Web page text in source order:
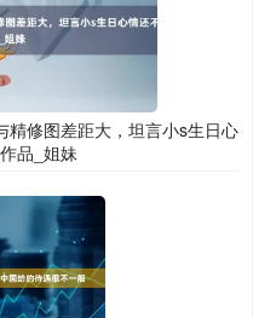
精修图差距大，坦言小s生日心
品_姐妹